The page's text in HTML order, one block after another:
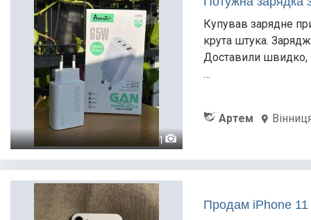
1
Купував зарядне
крута штука.
Доставили швидко,
…
Артем
Продам iPhone 11